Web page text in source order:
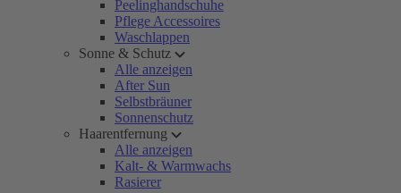
Peelinghandschuhe
Pflege Accessoires
Waschlappen
Sonne & Schutz
Alle anzeigen
After Sun
Selbstbräuner
Sonnenschutz
Haarentfernung
Alle anzeigen
Kalt- & Warmwachs
Rasierer